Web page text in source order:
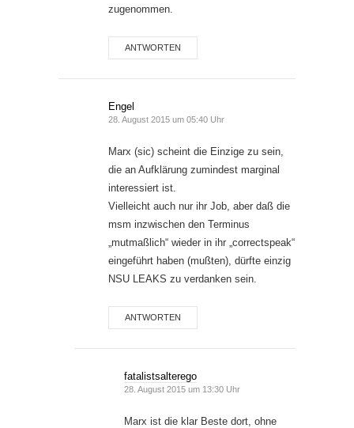
zugenommen.
ANTWORTEN
Engel
28. August 2015 um 05:40 Uhr
Marx (sic) scheint die Einzige zu sein,
die an Aufklärung zumindest marginal
interessiert ist.
Vielleicht auch nur ihr Job, aber daß die
msm inzwischen den Terminus
„mutmaßlich“ wieder in ihr „correctspeak“
eingeführt haben (mußten), dürfte einzig
NSU LEAKS zu verdanken sein.
ANTWORTEN
fatalistsalterego
28. August 2015 um 13:30 Uhr
Marx ist die klar Beste dort, ohne